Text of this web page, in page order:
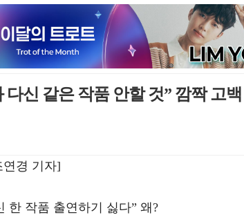
다신 같은 작품 안할 것” 깜짝 고백
연경 기자]
한 작품 출연하기 싫다” 왜?